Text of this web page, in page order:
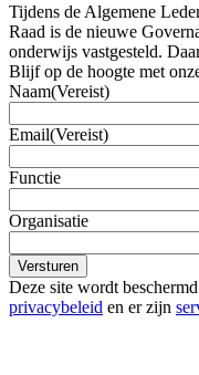
Tijdens de Algemene
Raad is de nieuwe
onderwijs vastgesteld.
Blijf op de hoogte met
Naam(Vereist)
Email(Vereist)
Functie
Organisatie
Versturen
Deze site wordt
privacybeleid en er zijn